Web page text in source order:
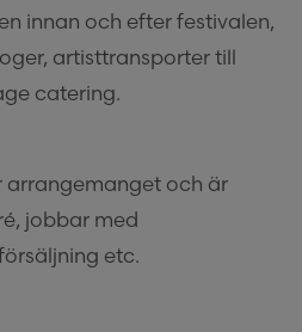
innan och efter festivalen,
artisttransporter till
catering.
arrangemanget och är
jobbar med
etc.